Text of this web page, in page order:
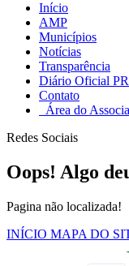
Início
AMP
Municípios
Notícias
Transparência
Diário Oficial PR
Contato
Área do
Redes Sociais
Oops! Algo
Pagina não localizada!
INÍCIO MAPA DO